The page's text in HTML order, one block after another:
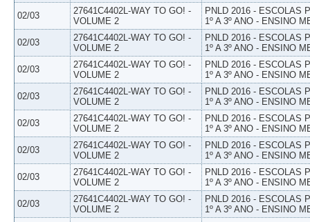
02/03
27641C4402L-WAY TO GO! -
VOLUME 2
PNLD 2016 - ESCOLAS
1º A 3º ANO - ENSINO
02/03
27641C4402L-WAY TO GO! -
VOLUME 2
PNLD 2016 - ESCOLAS
1º A 3º ANO - ENSINO
02/03
27641C4402L-WAY TO GO! -
VOLUME 2
PNLD 2016 - ESCOLAS
1º A 3º ANO - ENSINO
02/03
27641C4402L-WAY TO GO! -
VOLUME 2
PNLD 2016 - ESCOLAS
1º A 3º ANO - ENSINO
02/03
27641C4402L-WAY TO GO! -
VOLUME 2
PNLD 2016 - ESCOLAS
1º A 3º ANO - ENSINO
02/03
27641C4402L-WAY TO GO! -
VOLUME 2
PNLD 2016 - ESCOLAS
1º A 3º ANO - ENSINO
02/03
27641C4402L-WAY TO GO! -
VOLUME 2
PNLD 2016 - ESCOLAS
1º A 3º ANO - ENSINO
02/03
27641C4402L-WAY TO GO! -
VOLUME 2
PNLD 2016 - ESCOLAS
1º A 3º ANO - ENSINO